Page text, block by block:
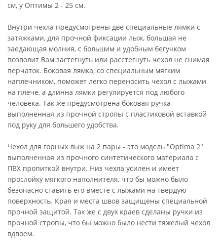
см, у Оптимы 2 - 25 см.
Внутри чехла предусмотрены две специальные лямки с
затяжками, для прочной фиксации лыж, большая не
заедающая молния, с большим и удобным бегунком
позволит Вам застегнуть или расстегнуть чехол не снимая
перчаток. Боковая лямка, со специальным мягким
наплечником, поможет легко переносить чехол с лыжами
на плече, а длинна лямки регулируется под любого
человека. Так же предусмотрена боковая ручка
выполненная из прочной стропы с пластиковой вставкой
под руку для большего удобства.
Чехол для горных лыж на 2 пары - это модель "Optima 2"
выполненная из прочного синтетического материала с
ПВХ пропиткой внутри. Низ чехла усилен и имеет
прослойку мягкого наполнителя, что бы можно было
безопасно ставить его вместе с лыжами на твёрдую
поверхность. Края и места швов защищены специальной
прочной защитой. Так же с двух краев сделаны ручки из
прочной стропы, что бы можно было нести тяжелый чехол
вдвоем.